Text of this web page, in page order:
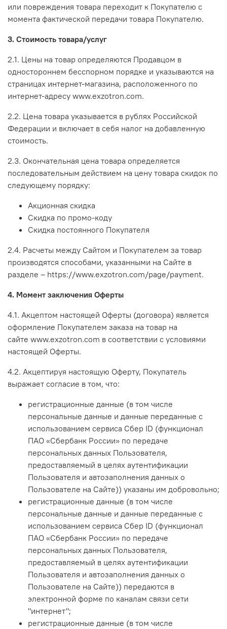
или повреждения товара переходит к Покупателю с
момента фактической передачи товара Покупателю.
3. Стоимость товара/услуг
2.1. Цены на товар определяются Продавцом в
одностороннем бесспорном порядке и указываются на
страницах интернет-магазина, расположенного по
интернет-адресу www.exzotron.com.
2.2. Цена товара указывается в рублях Российской
Федерации и включает в себя налог на добавленную
стоимость.
2.3. Окончательная цена товара определяется
последовательным действием на цену товара скидок по
следующему порядку:
Акционная скидка
Скидка по промо-коду
Скидка постоянного Покупателя
2.4. Расчеты между Сайтом и Покупателем за товар
производятся способами, указанными на Сайте в
разделе – https://www.exzotron.com/page/payment.
4. Момент заключения Оферты
4.1. Акцептом настоящей Оферты (договора) является
оформление Покупателем заказа на товар на
сайте www.exzotron.com в соответствии с условиями
настоящей Оферты.
4.2. Акцептируя настоящую Оферту, Покупатель
выражает согласие в том, что:
регистрационные данные (в том числе
персональные данные и данные переданные с
использованием сервиса Сбер ID (функционал
ПАО «Сбербанк России» по передаче
персональных данных Пользователя,
предоставляемый в целях аутентификации
Пользователя и автозаполнения данных о
Пользователе на Сайте)) указаны им добровольно;
регистрационные данные (в том числе
персональные данные и данные переданные с
использованием сервиса Сбер ID (функционал
ПАО «Сбербанк России» по передаче
персональных данных Пользователя,
предоставляемый в целях аутентификации
Пользователя и автозаполнения данных о
Пользователе на Сайте)) передаются в
электронной форме по каналам связи сети
"интернет";
регистрационные данные (в том числе